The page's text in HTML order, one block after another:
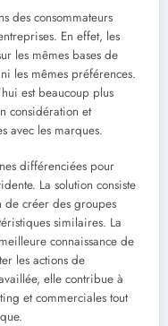
des consommateurs
En effet, les
les mêmes bases de
les mêmes préférences.
est beaucoup plus
considération et
avec les marques.
différenciées pour
La solution consiste
de créer des groupes
similaires. La
connaissance de
les actions de
elle contribue à
et commerciales tout